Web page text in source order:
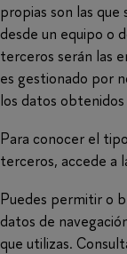
propias son las
desde un equipo o
terceros serán las
es gestionado por
los datos
Para conocer el
terceros, accede a
Puedes permitir o
datos de
que utilizas.